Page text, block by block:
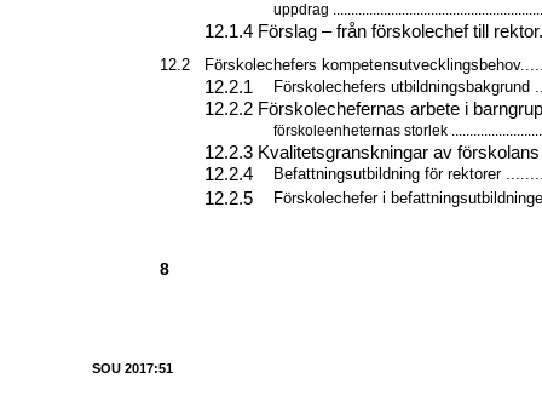
uppdrag
12.1.4 Förslag – från förskolechef till
12.2 Förskolechefers
12.2.1 Förskolechefers utbildningsbakgrund
12.2.2 Förskolechefernas arbete i
förskoleenheternas storlek
12.2.3 Kvalitetsgranskningar av
12.2.4
Befattningsutbildning för rektorer
12.2.5 Förskolechefer i
8
SOU 2017:51